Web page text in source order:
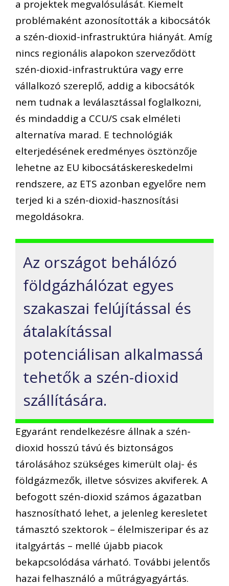
a projektek megvalósulását. Kiemelt
problémaként azonosították a kibocsátók
a szén-dioxid-infrastruktúra hiányát. Amíg
nincs regionális alapokon szerveződött
szén-dioxid-infrastruktúra vagy erre
vállalkozó szereplő, addig a kibocsátók
nem tudnak a leválasztással foglalkozni,
és mindaddig a CCU/S csak elméleti
alternatíva marad. E technológiák
elterjedésének eredményes ösztönzője
lehetne az EU kibocsátáskereskedelmi
rendszere, az ETS azonban egyelőre nem
terjed ki a szén-dioxid-hasznosítási
megoldásokra.
Az országot behálózó
földgázhálózat egyes
szakaszai felújítással és
átalakítással
potenciálisan alkalmassá
tehetők a szén-dioxid
szállítására.
Egyaránt rendelkezésre állnak a szén-
dioxid hosszú távú és biztonságos
tárolásához szükséges kimerült olaj- és
földgázmezők, illetve sósvizes akviferek. A
befogott szén-dioxid számos ágazatban
hasznosítható lehet, a jelenleg keresletet
támasztó szektorok – élelmiszeripar és az
italgyártás – mellé újabb piacok
bekapcsolódása várható. További jelentős
hazai felhasználó a műtrágyagyártás.